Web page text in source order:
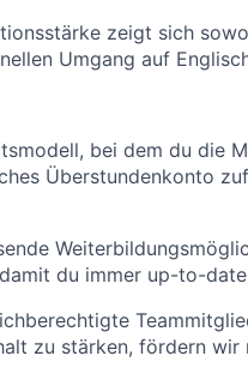
zeigt sich
Umgang auf
bei dem du die
Überstundenkonto
du immer up-to-
zu stärken, fördern